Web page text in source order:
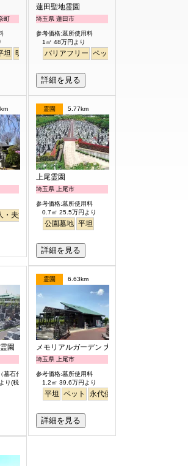
町
坦 明るい
蓮田聖地霊園
埼玉県 蓮田市
参考価格:墓所使用料
1㎡ 48万円より
バリアフリー ペット
詳細を見る
・夫婦 さくら 桜 駅から徒歩
霊園 5.77km
上尾霊園
埼玉県 上尾市
参考価格:墓所使用料
0.7㎡ 25.5万円より
公園墓地 平坦
詳細を見る
園
石代含）
り(税別)
霊園 6.63km
メモリアルガーデン 大宮青山苑
埼玉県 上尾市
参考価格:墓所使用料
1.2㎡ 39.6万円より
平坦 ペット 永代供養
詳細を見る